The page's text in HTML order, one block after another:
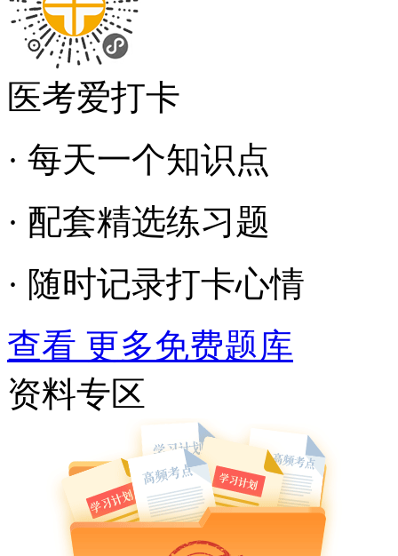
医考爱打卡
· 每天一个知识点
· 配套精选练习题
· 随时记录打卡心情
查看 更多免费题库
资料专区